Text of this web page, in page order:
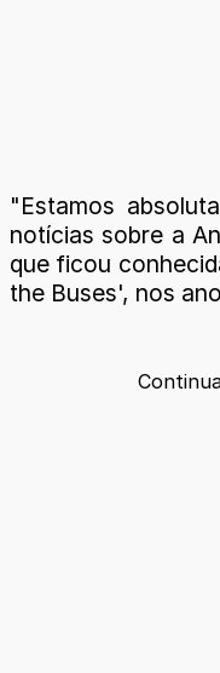
"Estamos
notícias sobre a
que ficou
the Buses', nos